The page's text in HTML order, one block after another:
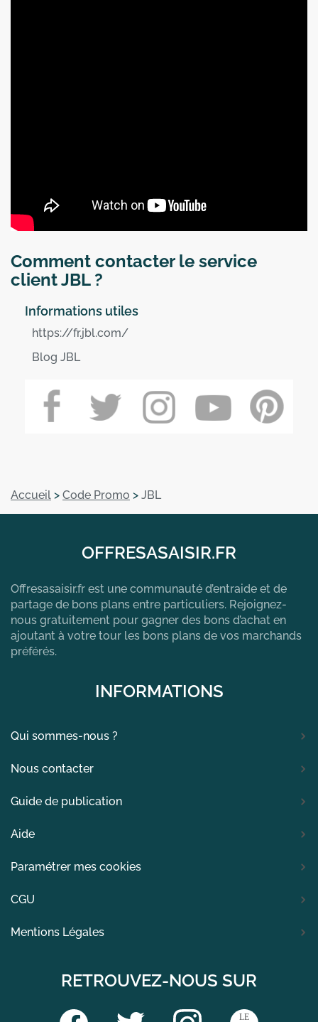
Comment contacter le service
client JBL ?
Informations utiles
https://fr.jbl.com/
Blog JBL
Accueil > Code Promo > JBL
OFFRESASAISIR.FR
Offresasaisir.fr est une communauté d’entraide et de
partage de bons plans entre particuliers. Rejoignez-
nous gratuitement pour gagner des bons d’achat en
ajoutant à votre tour les bons plans de vos marchands
préférés.
INFORMATIONS
Qui sommes-nous ?
Nous contacter
Guide de publication
Aide
Paramétrer mes cookies
CGU
Mentions Légales
RETROUVEZ-NOUS SUR